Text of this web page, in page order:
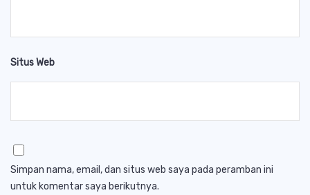
Situs Web
Simpan nama, email, dan situs web saya pada peramban ini
untuk komentar saya berikutnya.